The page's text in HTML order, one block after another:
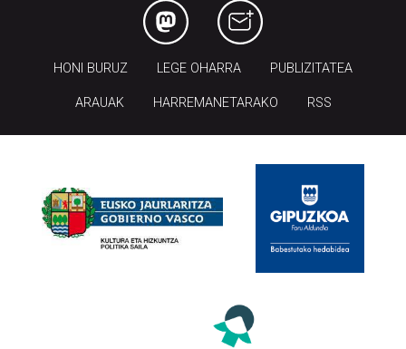
HONI BURUZ LEGE OHARRA PUBLIZITATEA
ARAUAK HARREMANETARAKO RSS